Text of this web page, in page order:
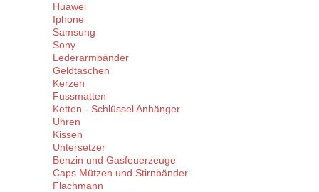
Huawei
Iphone
Samsung
Sony
Lederarmbänder
Geldtaschen
Kerzen
Fussmatten
Ketten - Schlüssel Anhänger
Uhren
Kissen
Untersetzer
Benzin und Gasfeuerzeuge
Caps Mützen und Stirnbänder
Flachmann